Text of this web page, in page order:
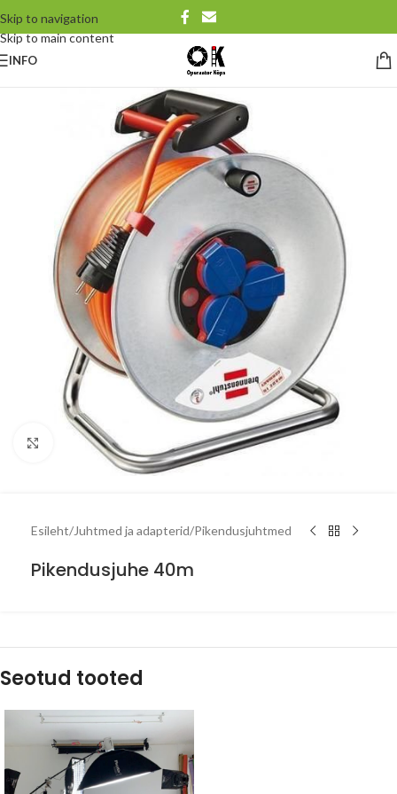
Skip to navigation
Skip to main content
INFO
Click to enlarge
Esileht/Juhtmed ja adapterid/Pikendusjuhtmed
Pikendusjuhe 40m
Seotud tooted